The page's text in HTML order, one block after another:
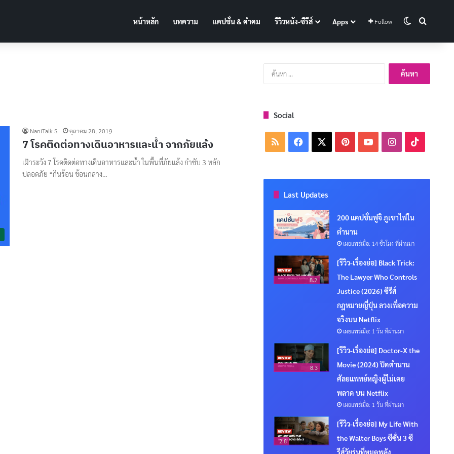
หน้าหลัก บทความ แคปชั่น & คำคม รีวิวหนัง-ซีรีส์ Apps Follow Switch skin
NaniTalk S. ตุลาคม 28, 2019
7 โรคติดต่อทางเดินอาหารและน้ำ จากภัยแล้ง
เฝ้าระวัง 7 โรคติดต่อทางเดินอาหารและน้ำ ในพื้นที่ภัยแล้ง กำชับ 3 หลัก
ปลอดภัย “กินร้อน ช้อนกลาง…
ค้นหา
สำหรับ:
Social
RSS Facebook PinterestYouTubeInstagram
Last Updates
200 แคปชั่นฟูจิ ภูเขาไฟใน
ตำนาน
เผยแพร่เมื่อ: 14 ชั่วโมง ที่ผ่านมา
8.2
[รีวิว-เรื่องย่อ] Black Trick:
The Lawyer Who Controls
Justice (2026) ซีรีส์
กฎหมายญี่ปุ่น ลวงเพื่อความ
จริงบน Netflix
เผยแพร่เมื่อ: 1 วัน ที่ผ่านมา
8.3
[รีวิว-เรื่องย่อ] Doctor-X the
Movie (2024) ปิดตำนาน
ศัลยแพทย์หญิงผู้ไม่เคย
พลาด บน Netflix
เผยแพร่เมื่อ: 1 วัน ที่ผ่านมา
2.8
[รีวิว-เรื่องย่อ] My Life With
the Walter Boys ซีซั่น 3 ซี
รีส์วัยรุ่นที่หมดพลัง